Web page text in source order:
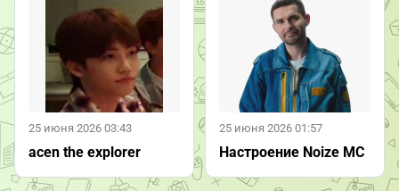
25 июня 2026 03:43
acen the explorer
25 июня 2026 01:57
Настроение Noize MC